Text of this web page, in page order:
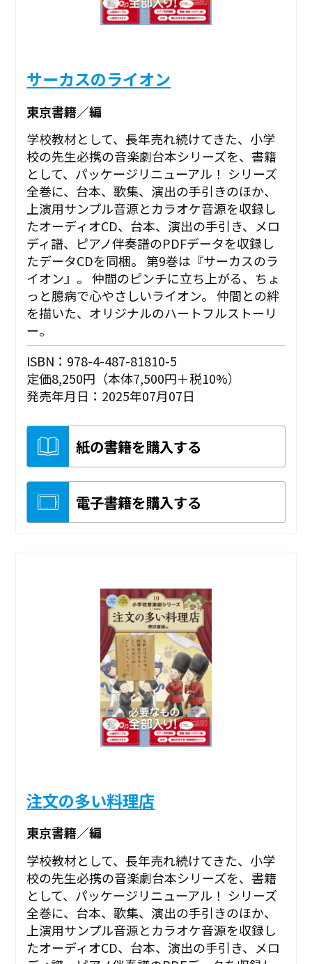
サーカスのライオン
東京書籍／編
学校教材として、長年売れ続けてきた、小学
校の先生必携の音楽劇台本シリーズを、書籍
として、パッケージリニューアル！ シリーズ
全巻に、台本、歌集、演出の手引きのほか、
上演用サンプル音源とカラオケ音源を収録し
たオーディオCD、台本、演出の手引き、メロ
ディ譜、ピアノ伴奏譜のPDFデータを収録し
たデータCDを同梱。 第9巻は『サーカスのラ
イオン』。 仲間のピンチに立ち上がる、ちょ
っと臆病で心やさしいライオン。 仲間との絆
を描いた、オリジナルのハートフルストーリ
ー。
ISBN：978-4-487-81810-5
定価8,250円（本体7,500円＋税10%）
発売年月日：2025年07月07日
紙の書籍を購入する
電子書籍を購入する
注文の多い料理店
東京書籍／編
学校教材として、長年売れ続けてきた、小学
校の先生必携の音楽劇台本シリーズを、書籍
として、パッケージリニューアル！ シリーズ
全巻に、台本、歌集、演出の手引きのほか、
上演用サンプル音源とカラオケ音源を収録し
たオーディオCD、台本、演出の手引き、メロ